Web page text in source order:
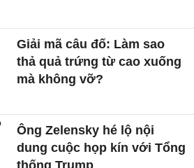
Giải mã câu đố: Làm sao
thả quả trứng từ cao xuống
mà không vỡ?
Ông Zelensky hé lộ nội
dung cuộc họp kín với Tổng